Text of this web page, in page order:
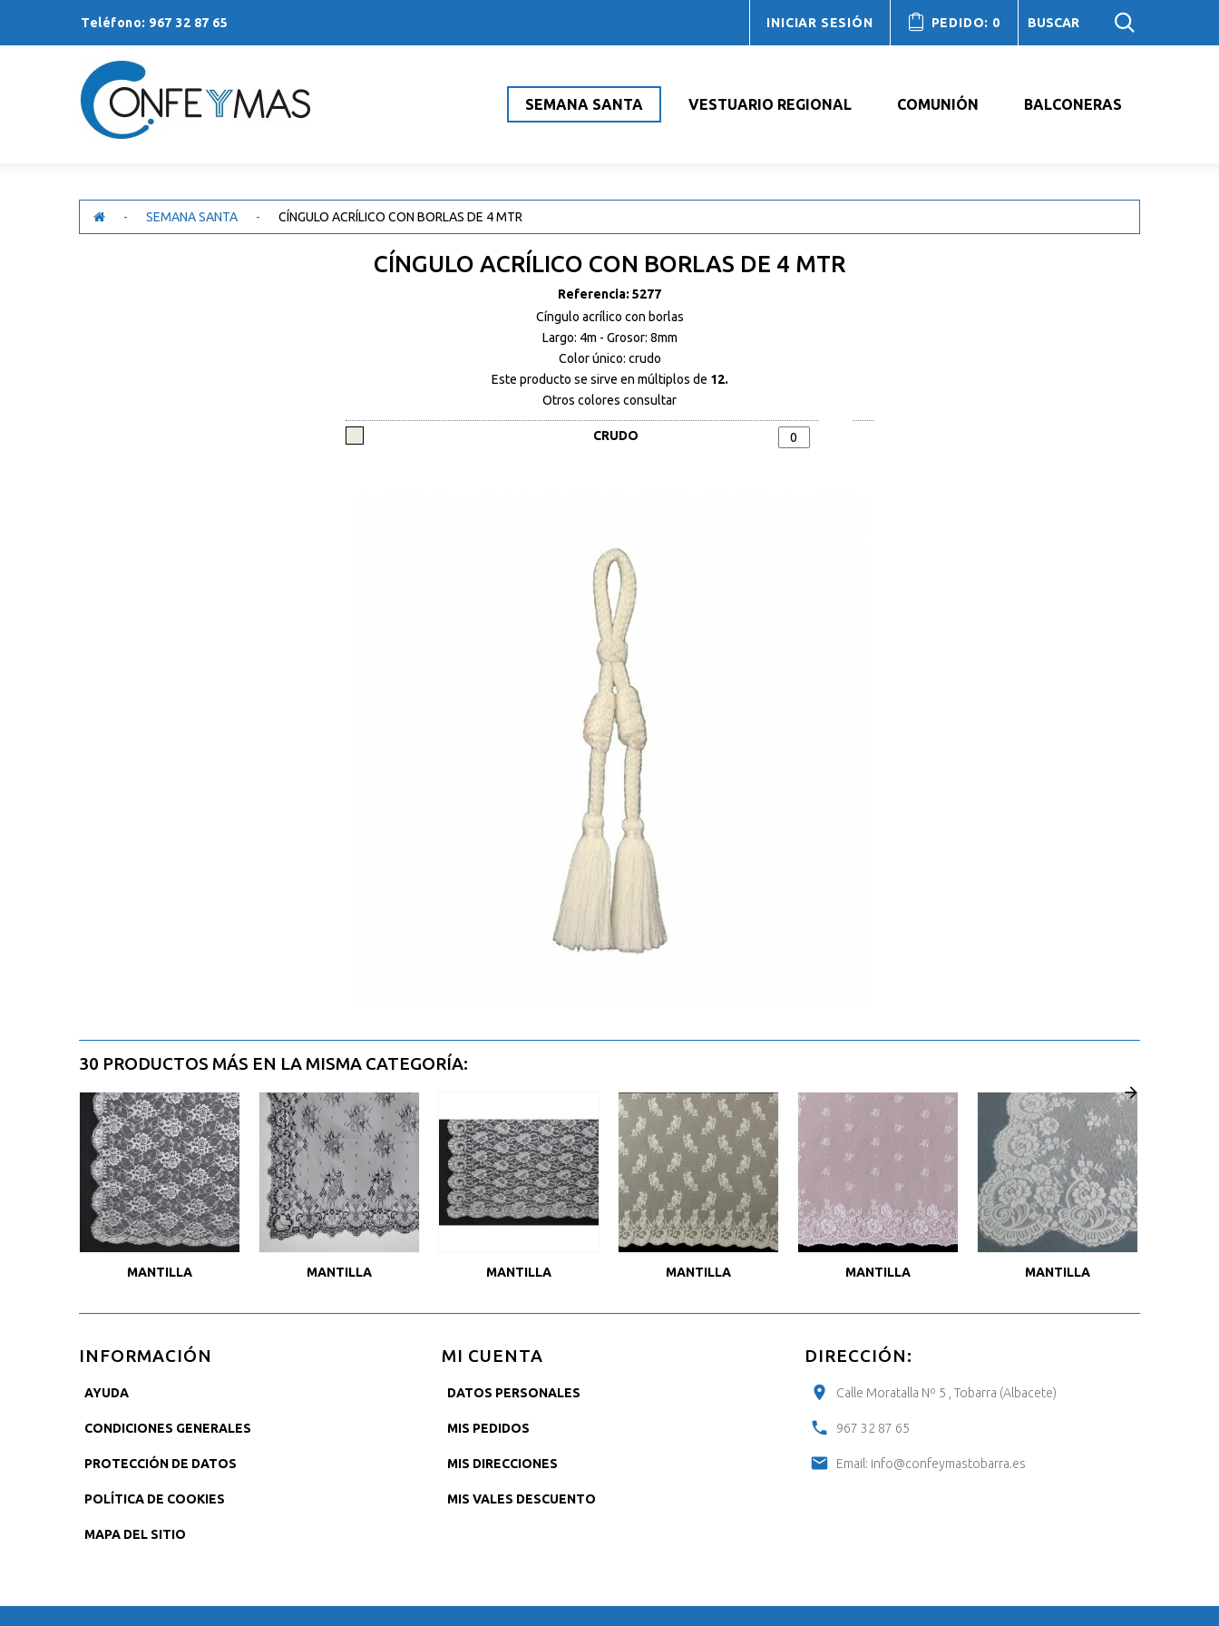
PEDIDO: 0
INICIAR SESIÓN
Teléfono: 967 32 87 65
SEMANA SANTA VESTUARIO REGIONAL COMUNIÓN BALCONERAS
- SEMANA SANTA - CÍNGULO ACRÍLICO CON BORLAS DE 4 MTR
CÍNGULO ACRÍLICO CON BORLAS DE 4 MTR
Referencia: 5277
Cíngulo acrílico con borlas
Largo: 4m - Grosor: 8mm
Color único: crudo
Este producto se sirve en múltiplos de 12.
Otros colores consultar
CRUDO
30 PRODUCTOS MÁS EN LA MISMA CATEGORÍA:
MANTILLA MANTILLA MANTILLA MANTILLA MANTILLA MANTILLA
INFORMACIÓN
AYUDA
CONDICIONES GENERALES
PROTECCIÓN DE DATOS
POLÍTICA DE COOKIES
MAPA DEL SITIO
MI CUENTA
DATOS PERSONALES
MIS PEDIDOS
MIS DIRECCIONES
MIS VALES DESCUENTO
DIRECCIÓN:
Calle Moratalla Nº 5 , Tobarra (Albacete)
967 32 87 65
Email: info@confeymastobarra.es